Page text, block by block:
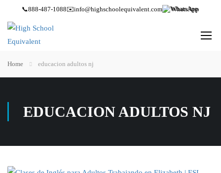
📞888-487-1088✉️info@highschoolequivalent.com WhatsApp
Home educacion adultos nj
EDUCACION ADULTOS NJ